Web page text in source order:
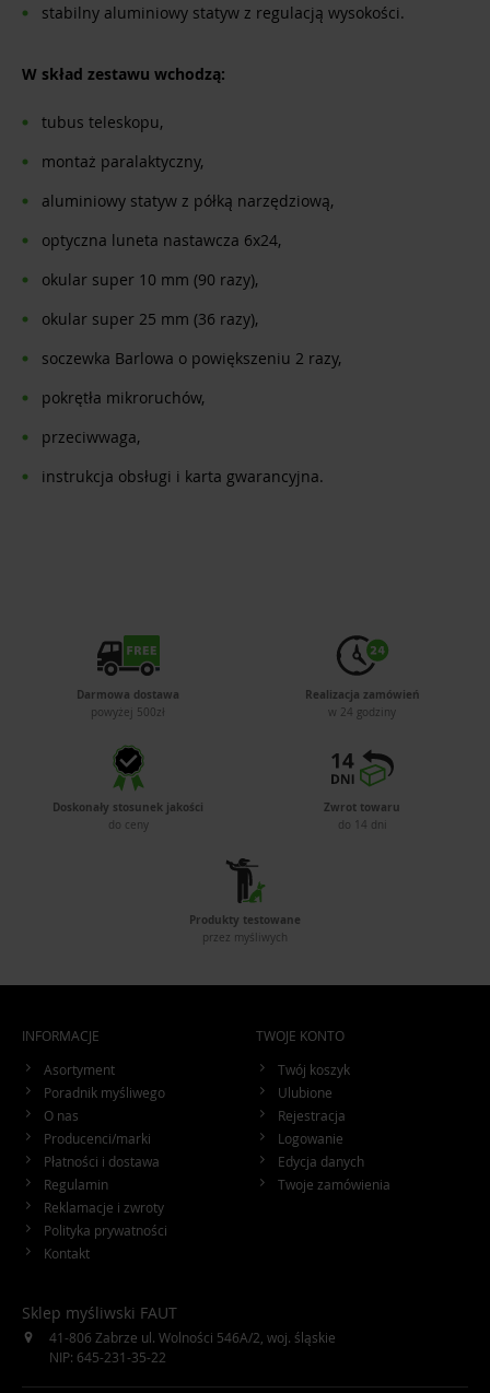
stabilny aluminiowy statyw z regulacją wysokości.
W skład zestawu wchodzą:
tubus teleskopu,
montaż paralaktyczny,
aluminiowy statyw z półką narzędziową,
optyczna luneta nastawcza 6x24,
okular super 10 mm (90 razy),
okular super 25 mm (36 razy),
soczewka Barlowa o powiększeniu 2 razy,
pokrętła mikroruchów,
przeciwwaga,
instrukcja obsługi i karta gwarancyjna.
Darmowa dostawa
powyżej 500zł
Realizacja zamówień
w 24 godziny
Doskonały stosunek jakości
do ceny
Zwrot towaru
do 14 dni
Produkty testowane
przez myśliwych
INFORMACJE
Asortyment
Poradnik myśliwego
O nas
Producenci/marki
Płatności i dostawa
Regulamin
Reklamacje i zwroty
Polityka prywatności
Kontakt
TWOJE KONTO
Twój koszyk
Ulubione
Rejestracja
Logowanie
Edycja danych
Twoje zamówienia
Sklep myśliwski FAUT
41-806 Zabrze ul. Wolności 546A/2 woj. śląskie
NIP: 645-231-35-22